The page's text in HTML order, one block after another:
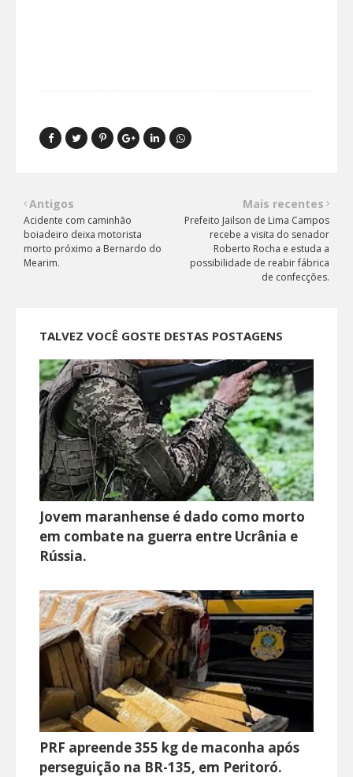
Mais recentes
Prefeito Jailson de Lima Campos
recebe a visita do senador
Roberto Rocha e estuda a
possibilidade de reabir fábrica
de confecções.
Antigos
Acidente com caminhão
boiadeiro deixa motorista
morto próximo a Bernardo do
Mearim.
TALVEZ VOCÊ GOSTE DESTAS POSTAGENS
Jovem maranhense é dado como morto
em combate na guerra entre Ucrânia e
Rússia.
PRF apreende 355 kg de maconha após
perseguição na BR-135, em Peritoró.